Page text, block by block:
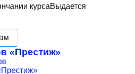
Выдается
«Престиж»